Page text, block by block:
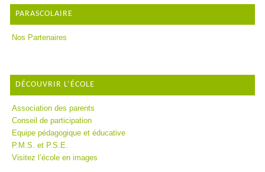
PARASCOLAIRE
Nos Partenaires
DÉCOUVRIR L’ÉCOLE
Association des parents
Conseil de participation
Equipe pédagogique et éducative
P.M.S. et P.S.E.
Visitez l’école en images